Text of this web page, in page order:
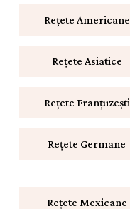
Rețete Americane
Rețete Asiatice
Rețete Franțuzești
Rețete Germane
Rețete Mexicane